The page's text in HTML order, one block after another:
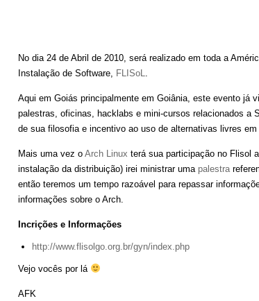
No dia 24 de Abril de 2010, será realizado em toda a
Instalação de Software, FLISoL.
Aqui em Goiás principalmente em Goiânia, este evento já
palestras, oficinas, hacklabs e mini-cursos relacionados a
de sua filosofia e incentivo ao uso de alternativas livres
Mais uma vez o Arch Linux terá sua participação no Flisol
instalação da distribuição) irei ministrar uma palestra
então teremos um tempo razoável para repassar
informações sobre o Arch.
Incrições e Informações
http://www.flisolgo.org.br/gyn/index.php
Vejo vocês por lá
AFK